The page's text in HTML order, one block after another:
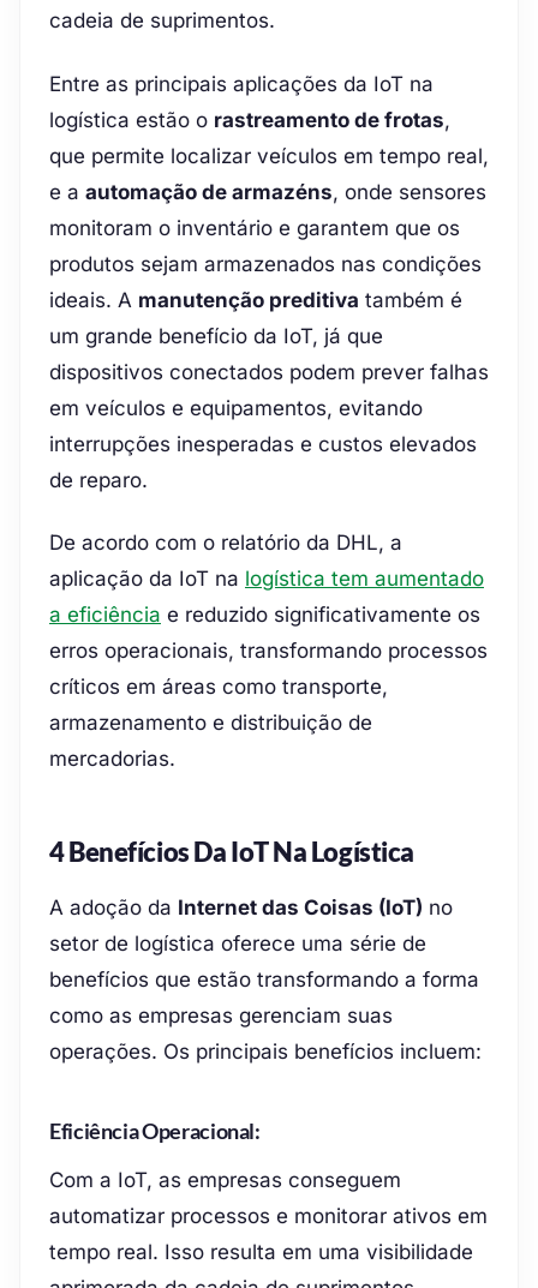
cadeia de suprimentos.
Entre as principais aplicações da IoT na
logística estão o rastreamento de frotas,
que permite localizar veículos em tempo real,
e a automação de armazéns, onde sensores
monitoram o inventário e garantem que os
produtos sejam armazenados nas condições
ideais. A manutenção preditiva também é
um grande benefício da IoT, já que
dispositivos conectados podem prever falhas
em veículos e equipamentos, evitando
interrupções inesperadas e custos elevados
de reparo.
De acordo com o relatório da DHL, a
aplicação da IoT na logística tem aumentado
a eficiência e reduzido significativamente os
erros operacionais, transformando processos
críticos em áreas como transporte,
armazenamento e distribuição de
mercadorias.
4 Benefícios Da IoT Na Logística
A adoção da Internet das Coisas (IoT) no
setor de logística oferece uma série de
benefícios que estão transformando a forma
como as empresas gerenciam suas
operações. Os principais benefícios incluem:
Eficiência Operacional:
Com a IoT, as empresas conseguem
automatizar processos e monitorar ativos em
tempo real. Isso resulta em uma visibilidade